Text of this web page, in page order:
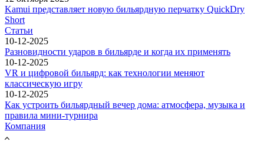
Kamui представляет новую бильярдную перчатку QuickDry
Short
Статьи
10-12-2025
Разновидности ударов в бильярде и когда их применять
10-12-2025
VR и цифровой бильярд: как технологии меняют
классическую игру
10-12-2025
Как устроить бильярдный вечер дома: атмосфера, музыка и
правила мини-турнира
Компания